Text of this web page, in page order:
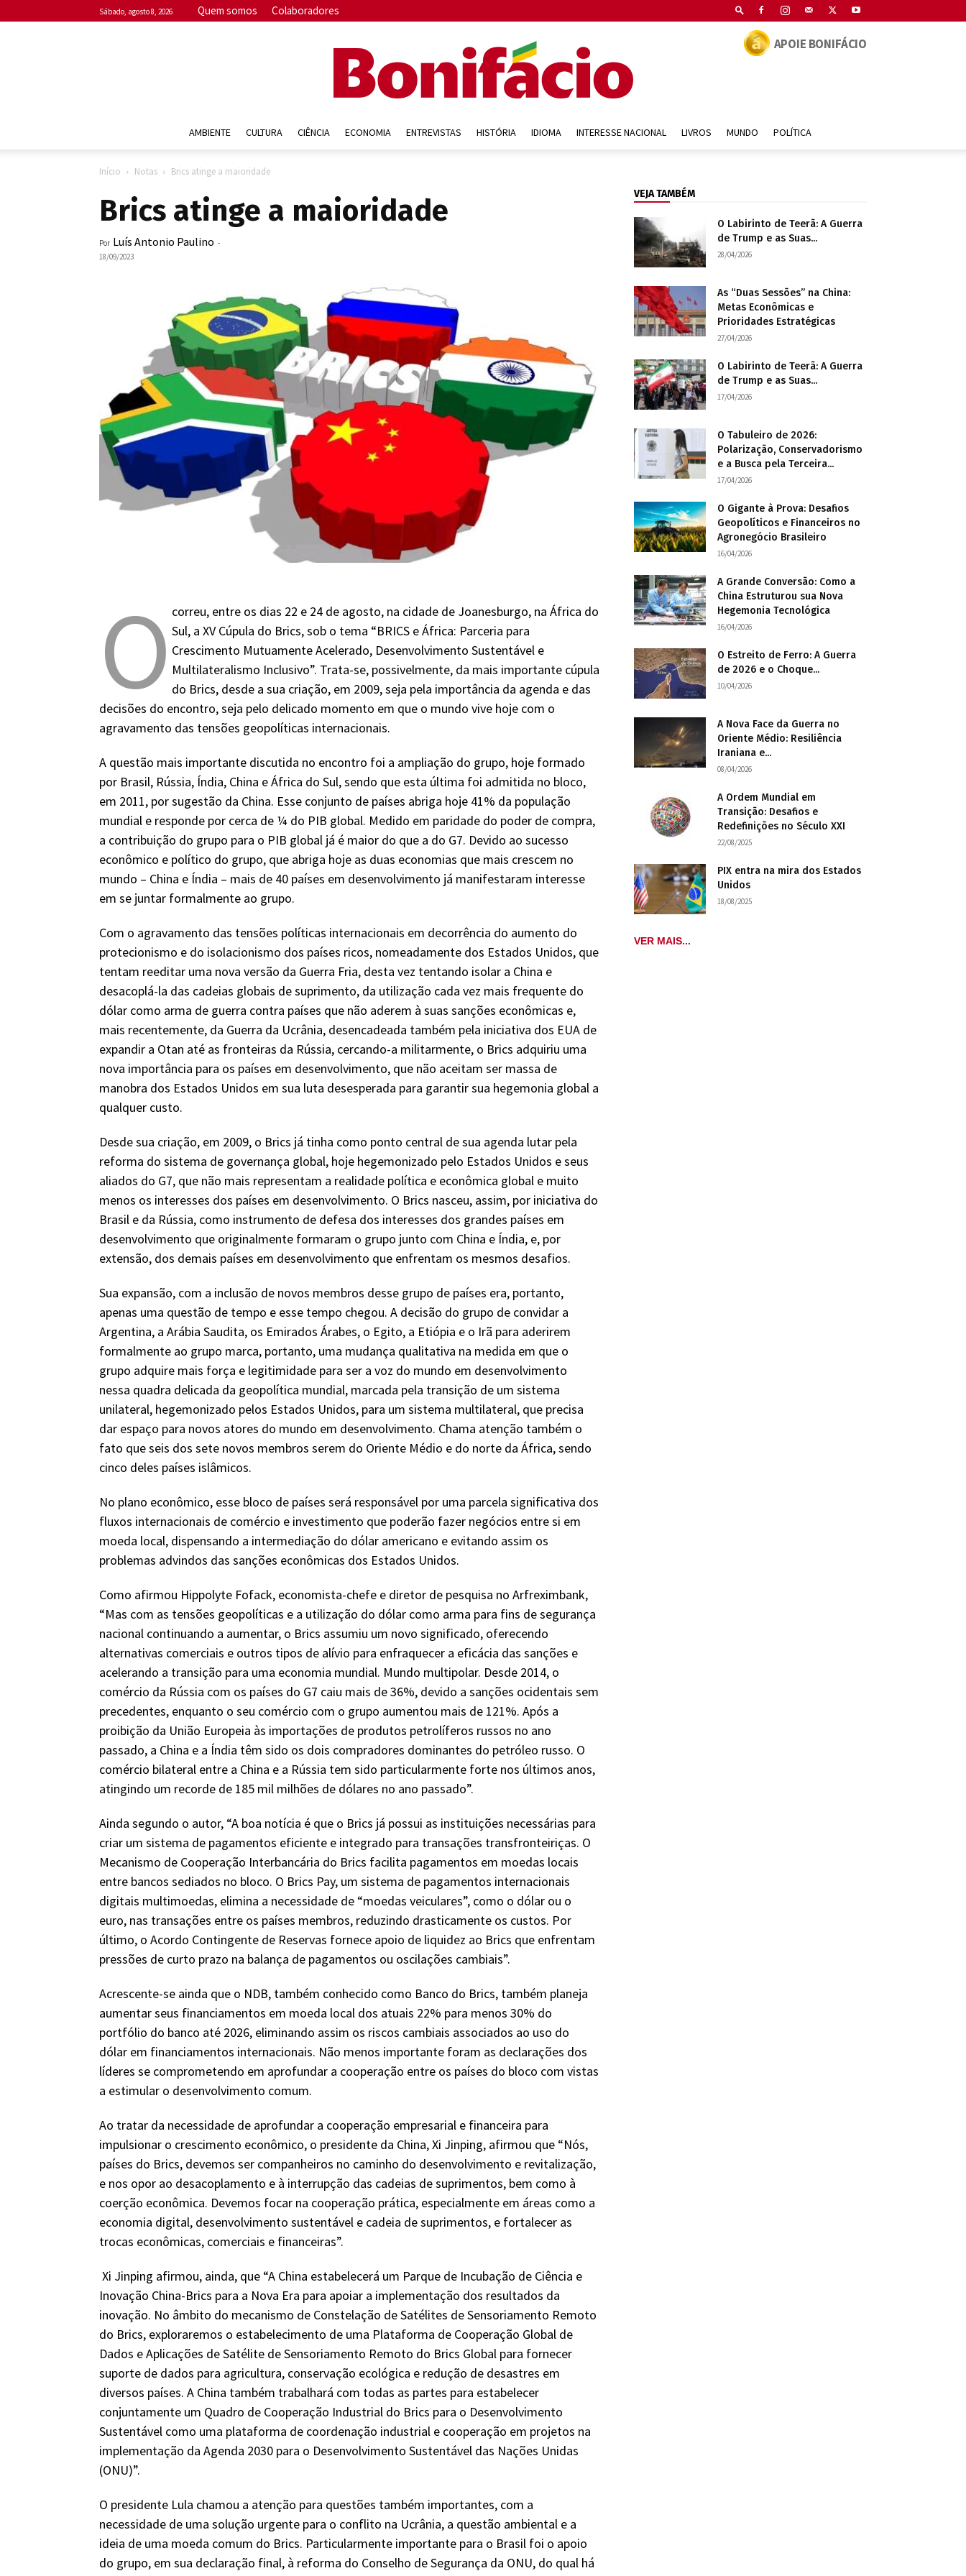
sábado, agosto 8, 2026 Quem somos Colaboradores
APOIE BONIFÁCIO
AMBIENTE CULTURA CIÊNCIA ECONOMIA ENTREVISTAS HISTÓRIA IDIOMA INTERESSE NACIONAL LIVROS MUNDO POLÍTICA
Início Notas Brics atinge a maioridade
Brics atinge a maioridade
Por Luís Antonio Paulino -
18/09/2023
O correu, entre os dias 22 e 24 de agosto, na cidade de Joanesburgo, na África do
Sul, a XV Cúpula do Brics, sob o tema “BRICS e África: Parceria para
Crescimento Mutuamente Acelerado, Desenvolvimento Sustentável e
Multilateralismo Inclusivo”. Trata-se, possivelmente, da mais importante cúpula
do Brics, desde a sua criação, em 2009, seja pela importância da agenda e das
decisões do encontro, seja pelo delicado momento em que o mundo vive hoje com o
agravamento das tensões geopolíticas internacionais.
A questão mais importante discutida no encontro foi a ampliação do grupo, hoje formado
por Brasil, Rússia, Índia, China e África do Sul, sendo que esta última foi admitida no bloco,
em 2011, por sugestão da China. Esse conjunto de países abriga hoje 41% da população
mundial e responde por cerca de ¼ do PIB global. Medido em paridade do poder de compra,
a contribuição do grupo para o PIB global já é maior do que a do G7. Devido ao sucesso
econômico e político do grupo, que abriga hoje as duas economias que mais crescem no
mundo – China e Índia – mais de 40 países em desenvolvimento já manifestaram interesse
em se juntar formalmente ao grupo.
Com o agravamento das tensões políticas internacionais em decorrência do aumento do
protecionismo e do isolacionismo dos países ricos, nomeadamente dos Estados Unidos, que
tentam reeditar uma nova versão da Guerra Fria, desta vez tentando isolar a China e
desacoplá-la das cadeias globais de suprimento, da utilização cada vez mais frequente do
dólar como arma de guerra contra países que não aderem à suas sanções econômicas e,
mais recentemente, da Guerra da Ucrânia, desencadeada também pela iniciativa dos EUA de
expandir a Otan até as fronteiras da Rússia, cercando-a militarmente, o Brics adquiriu uma
nova importância para os países em desenvolvimento, que não aceitam ser massa de
manobra dos Estados Unidos em sua luta desesperada para garantir sua hegemonia global a
qualquer custo.
Desde sua criação, em 2009, o Brics já tinha como ponto central de sua agenda lutar pela
reforma do sistema de governança global, hoje hegemonizado pelo Estados Unidos e seus
aliados do G7, que não mais representam a realidade política e econômica global e muito
menos os interesses dos países em desenvolvimento. O Brics nasceu, assim, por iniciativa do
Brasil e da Rússia, como instrumento de defesa dos interesses dos grandes países em
desenvolvimento que originalmente formaram o grupo junto com China e Índia, e, por
extensão, dos demais países em desenvolvimento que enfrentam os mesmos desafios.
Sua expansão, com a inclusão de novos membros desse grupo de países era, portanto,
apenas uma questão de tempo e esse tempo chegou. A decisão do grupo de convidar a
Argentina, a Arábia Saudita, os Emirados Árabes, o Egito, a Etiópia e o Irã para aderirem
formalmente ao grupo marca, portanto, uma mudança qualitativa na medida em que o
grupo adquire mais força e legitimidade para ser a voz do mundo em desenvolvimento
nessa quadra delicada da geopolítica mundial, marcada pela transição de um sistema
unilateral, hegemonizado pelos Estados Unidos, para um sistema multilateral, que precisa
dar espaço para novos atores do mundo em desenvolvimento. Chama atenção também o
fato que seis dos sete novos membros serem do Oriente Médio e do norte da África, sendo
cinco deles países islâmicos.
No plano econômico, esse bloco de países será responsável por uma parcela significativa dos
fluxos internacionais de comércio e investimento que poderão fazer negócios entre si em
moeda local, dispensando a intermediação do dólar americano e evitando assim os
problemas advindos das sanções econômicas dos Estados Unidos.
Como afirmou Hippolyte Fofack, economista-chefe e diretor de pesquisa no Arfreximbank,
“Mas com as tensões geopolíticas e a utilização do dólar como arma para fins de segurança
nacional continuando a aumentar, o Brics assumiu um novo significado, oferecendo
alternativas comerciais e outros tipos de alívio para enfraquecer a eficácia das sanções e
acelerando a transição para uma economia mundial. Mundo multipolar. Desde 2014, o
comércio da Rússia com os países do G7 caiu mais de 36%, devido a sanções ocidentais sem
precedentes, enquanto o seu comércio com o grupo aumentou mais de 121%. Após a
proibição da União Europeia às importações de produtos petrolíferos russos no ano
passado, a China e a Índia têm sido os dois compradores dominantes do petróleo russo. O
comércio bilateral entre a China e a Rússia tem sido particularmente forte nos últimos anos,
atingindo um recorde de 185 mil milhões de dólares no ano passado”.
Ainda segundo o autor, “A boa notícia é que o Brics já possui as instituições necessárias para
criar um sistema de pagamentos eficiente e integrado para transações transfronteiriças. O
Mecanismo de Cooperação Interbancária do Brics facilita pagamentos em moedas locais
entre bancos sediados no bloco. O Brics Pay, um sistema de pagamentos internacionais
digitais multimoedas, elimina a necessidade de “moedas veiculares”, como o dólar ou o
euro, nas transações entre os países membros, reduzindo drasticamente os custos. Por
último, o Acordo Contingente de Reservas fornece apoio de liquidez ao Brics que enfrentam
pressões de curto prazo na balança de pagamentos ou oscilações cambiais”.
Acrescente-se ainda que o NDB, também conhecido como Banco do Brics, também planeja
aumentar seus financiamentos em moeda local dos atuais 22% para menos 30% do
portfólio do banco até 2026, eliminando assim os riscos cambiais associados ao uso do
dólar em financiamentos internacionais. Não menos importante foram as declarações dos
líderes se comprometendo em aprofundar a cooperação entre os países do bloco com vistas
a estimular o desenvolvimento comum.
Ao tratar da necessidade de aprofundar a cooperação empresarial e financeira para
impulsionar o crescimento econômico, o presidente da China, Xi Jinping, afirmou que “Nós,
países do Brics, devemos ser companheiros no caminho do desenvolvimento e revitalização,
e nos opor ao desacoplamento e à interrupção das cadeias de suprimentos, bem como à
coerção econômica. Devemos focar na cooperação prática, especialmente em áreas como a
economia digital, desenvolvimento sustentável e cadeia de suprimentos, e fortalecer as
trocas econômicas, comerciais e financeiras”.
Xi Jinping afirmou, ainda, que “A China estabelecerá um Parque de Incubação de Ciência e
Inovação China-Brics para a Nova Era para apoiar a implementação dos resultados da
inovação. No âmbito do mecanismo de Constelação de Satélites de Sensoriamento Remoto
do Brics, exploraremos o estabelecimento de uma Plataforma de Cooperação Global de
Dados e Aplicações de Satélite de Sensoriamento Remoto do Brics Global para fornecer
suporte de dados para agricultura, conservação ecológica e redução de desastres em
diversos países. A China também trabalhará com todas as partes para estabelecer
conjuntamente um Quadro de Cooperação Industrial do Brics para o Desenvolvimento
Sustentável como uma plataforma de coordenação industrial e cooperação em projetos na
implementação da Agenda 2030 para o Desenvolvimento Sustentável das Nações Unidas
(ONU)”.
O presidente Lula chamou a atenção para questões também importantes, com a
necessidade de uma solução urgente para o conflito na Ucrânia, a questão ambiental e a
ideia de uma moeda comum do Brics. Particularmente importante para o Brasil foi o apoio
do grupo, em sua declaração final, à reforma do Conselho de Segurança da ONU, do qual há
VEJA TAMBÉM
O Labirinto de Teerã: A Guerra
de Trump e as Suas...
28/04/2026
As “Duas Sessões” na China:
Metas Econômicas e
Prioridades Estratégicas
27/04/2026
O Labirinto de Teerã: A Guerra
de Trump e as Suas...
17/04/2026
O Tabuleiro de 2026:
Polarização, Conservadorismo
e a Busca pela Terceira...
17/04/2026
O Gigante à Prova: Desafios
Geopolíticos e Financeiros no
Agronegócio Brasileiro
16/04/2026
A Grande Conversão: Como a
China Estruturou sua Nova
Hegemonia Tecnológica
16/04/2026
O Estreito de Ferro: A Guerra
de 2026 e o Choque...
10/04/2026
A Nova Face da Guerra no
Oriente Médio: Resiliência
Iraniana e...
08/04/2026
A Ordem Mundial em
Transição: Desafios e
Redefinições no Século XXI
22/08/2025
PIX entra na mira dos Estados
Unidos
18/08/2025
VER MAIS...